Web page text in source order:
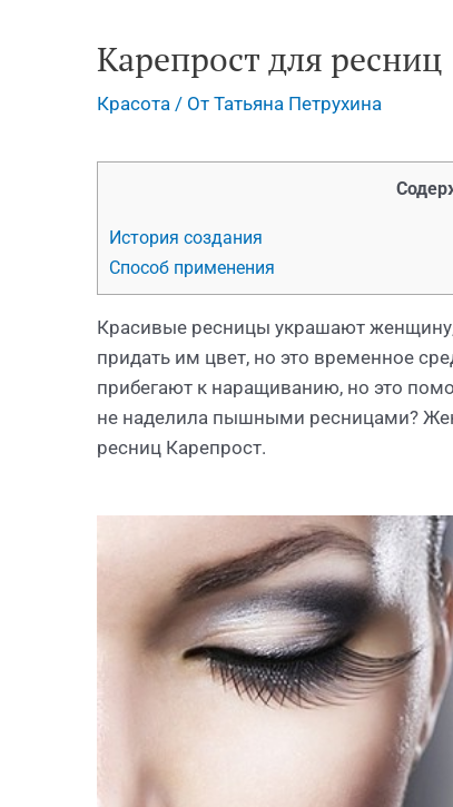
Карепрост для ресниц
Красота / От Татьяна Петрухина
История создания
Способ применения
Красивые ресницы украшают
придать им цвет, но это временное
прибегают к наращиванию, но это
не наделила пышными ресницами?
ресниц Карепрост.